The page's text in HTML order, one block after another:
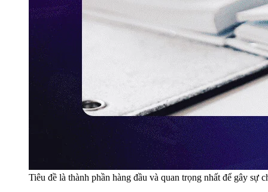
Tiêu đề là thành phần hàng đầu và quan trọng nhất để gây sự